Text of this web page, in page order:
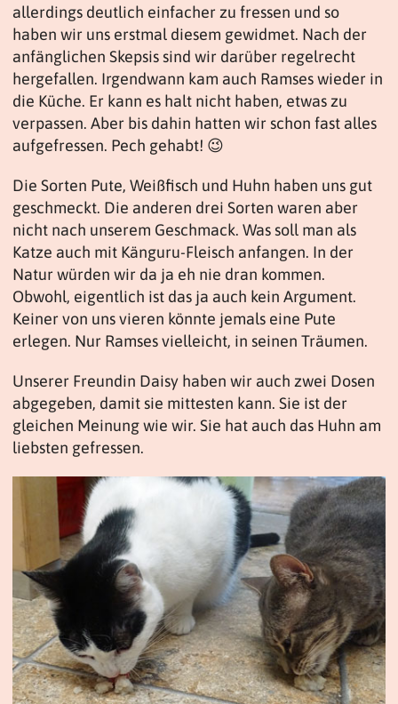
allerdings deutlich einfacher zu fressen und so
haben wir uns erstmal diesem gewidmet. Nach der
anfänglichen Skepsis sind wir darüber regelrecht
hergefallen. Irgendwann kam auch Ramses wieder in
die Küche. Er kann es halt nicht haben, etwas zu
verpassen. Aber bis dahin hatten wir schon fast alles
aufgefressen. Pech gehabt! 😉
Die Sorten Pute, Weißfisch und Huhn haben uns gut
geschmeckt. Die anderen drei Sorten waren aber
nicht nach unserem Geschmack. Was soll man als
Katze auch mit Känguru-Fleisch anfangen. In der
Natur würden wir da ja eh nie dran kommen.
Obwohl, eigentlich ist das ja auch kein Argument.
Keiner von uns vieren könnte jemals eine Pute
erlegen. Nur Ramses vielleicht, in seinen Träumen.
Unserer Freundin Daisy haben wir auch zwei Dosen
abgegeben, damit sie mittesten kann. Sie ist der
gleichen Meinung wie wir. Sie hat auch das Huhn am
liebsten gefressen.